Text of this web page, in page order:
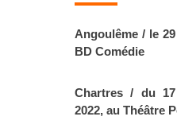
Angoulême / le
BD Comédie
Chartres / du
2022, au Théâtre